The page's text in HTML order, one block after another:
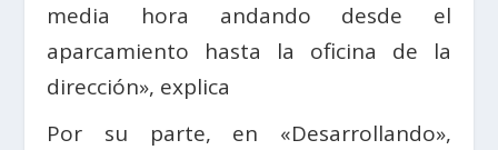
media hora andando desde el
aparcamiento hasta la oficina de la
dirección», explica
Por su parte, en «Desarrollando»,